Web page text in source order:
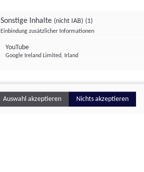
Sonstige Inhalte (nicht IAB) (1)
Einbindung zusätzlicher Informationen
YouTube
Google Ireland Limited, Irland
Auswahl akzeptieren Nichts akzeptieren